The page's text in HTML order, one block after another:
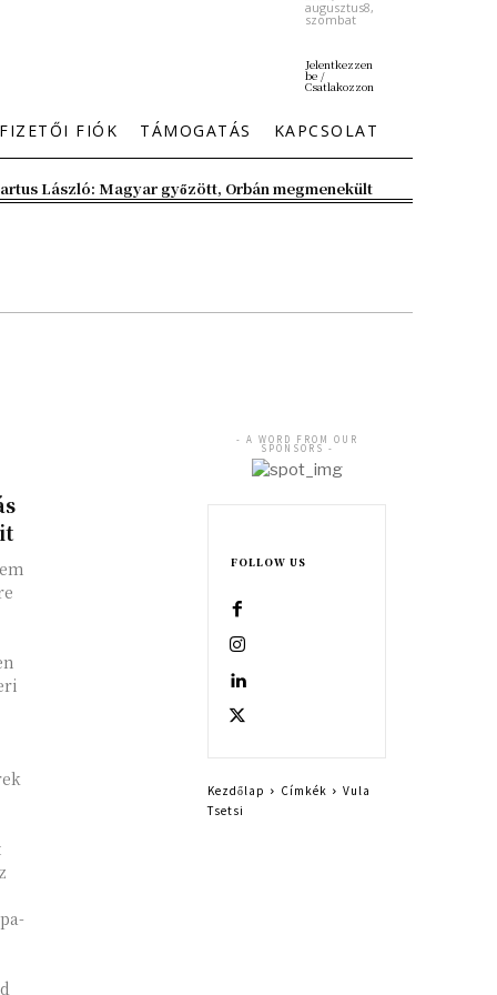
augusztus8,
szombat
Jelentkezzen
be /
Csatlakozzon
FIÓK TÁMOGATÁS KAPCSOLAT
László: Magyar győzött, Orbán megmenekült
- A WORD FROM OUR
SPONSORS -
FOLLOW US
Kezdőlap Címkék
Vula
Tsetsi